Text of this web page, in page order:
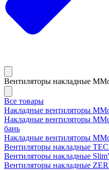
Вентиляторы накладные
Все товары
Накладные вентиляторы
Накладные вентиляторы
бань
Накладные вентиляторы
Вентиляторы накладные
Вентиляторы накладные
Вентиляторы накладные